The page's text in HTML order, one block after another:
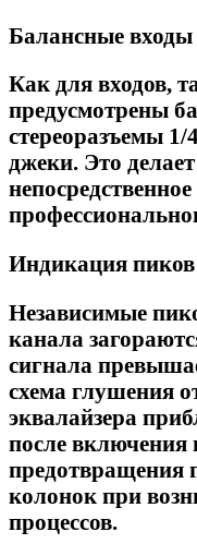
Балансные
Как для входов,
предусмотрены
стереоразъемы
джеки. Это
Индикация
Независимые
канала
сигнала
схема глушения
эквалайзера
после включения
предотвращения
колонок при
процессов.